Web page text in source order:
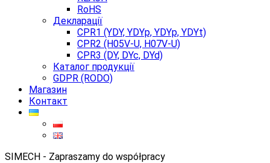
RoHS
Декларації
CPR1 (YDY, YDYp, YDYp, YDYt)
CPR2 (H05V-U, H07V-U)
CPR3 (DY, DYc, DYd)
Каталог продукції
GDPR (RODO)
Магазин
Контакт
SIMECH - Zapraszamy do współpracy